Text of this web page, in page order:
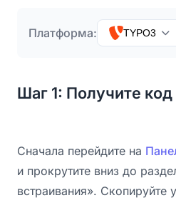
Платформа: TYPO3
Шаг 1: Получите код
Сначала перейдите на
и прокрутите вниз до
встраивания». Скопируйте